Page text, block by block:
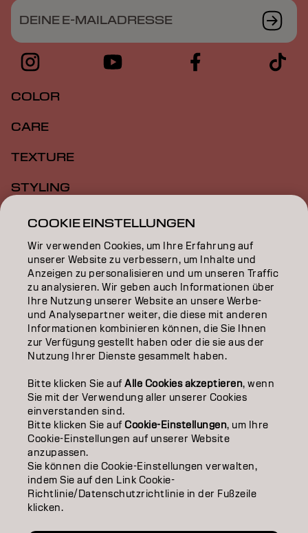
DEINE E-MAILADRESSE
COLOR
CARE
TEXTURE
STYLING
INSPIRATION
EDUCATION
ÜBER
SALON FINDER
PARTNER WERDEN
ImpressumDatenschutzerklärungCookie Policy
NutzungsbedingungenBarrierefreiheitserklärung
CH | German
COOKIE EINSTELLUNGEN
Wir verwenden Cookies, um Ihre Erfahrung auf
unserer Website zu verbessern, um Inhalte und
Anzeigen zu personalisieren und um unseren Traffic
zu analysieren. Wir geben auch Informationen über
Ihre Nutzung unserer Website an unsere Werbe-
und Analysepartner weiter, die diese mit anderen
Informationen kombinieren können, die Sie Ihnen
zur Verfügung gestellt haben oder die sie aus der
Nutzung Ihrer Dienste gesammelt haben.
Bitte klicken Sie aufAlle Cookies akzeptieren, wenn
Sie mit der Verwendung aller unserer Cookies
einverstanden sind.
Bitte klicken Sie aufCookie-Einstellungen, um Ihre
Cookie-Einstellungen auf unserer Website
anzupassen.
Sie können die Cookie-Einstellungen verwalten,
indem Sie auf den Link Cookie-
Richtlinie/Datenschutzrichtlinie in der Fußzeile
klicken.